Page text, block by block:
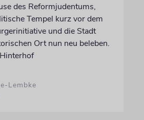
des Reformjudentums,
Tempel kurz vor dem
und die Stadt
Ort nun neu beleben.
Lembke